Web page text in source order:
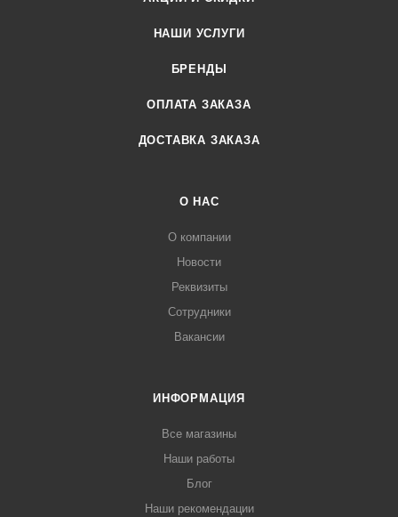
НАШИ УСЛУГИ
БРЕНДЫ
ОПЛАТА ЗАКАЗА
ДОСТАВКА ЗАКАЗА
О НАС
О компании
Новости
Реквизиты
Сотрудники
Вакансии
ИНФОРМАЦИЯ
Все магазины
Наши работы
Блог
Наши рекомендации